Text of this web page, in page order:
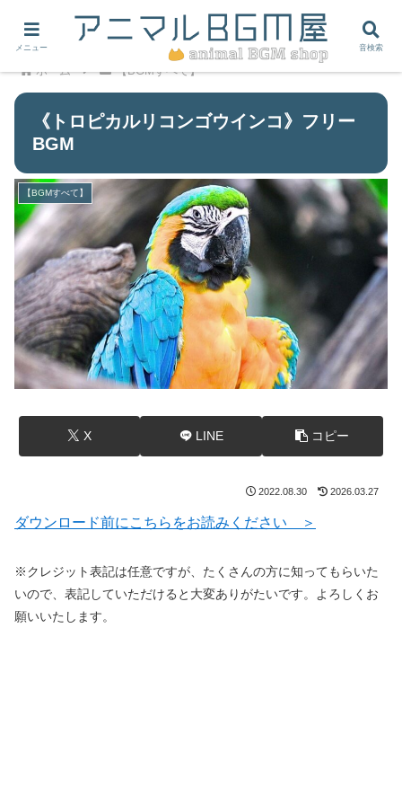
ホーム 【BGMすべて】
《トロピカルリコンゴウインコ》フリー
BGM
【BGMすべて】
X LINE コピー
2022.08.30 2026.03.27
ダウンロード前にこちらをお読みください ＞
※クレジット表記は任意ですが、たくさんの方に知ってもらいた
いので、表記していただけると大変ありがたいです。よろしくお
願いいたします。
メニュー 音検索